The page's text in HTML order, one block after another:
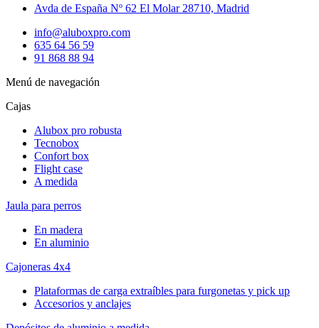
Avda de España Nº 62 El Molar 28710, Madrid
info@aluboxpro.com
635 64 56 59
91 868 88 94
Menú de navegación
Cajas
Alubox pro robusta
Tecnobox
Confort box
Flight case
A medida
Jaula para perros
En madera
En aluminio
Cajoneras 4x4
Plataformas de carga extraíbles para furgonetas y pick up
Accesorios y anclajes